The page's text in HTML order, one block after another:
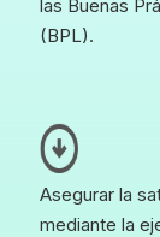
las Buenas
(BPL).
Asegurar la
mediante la